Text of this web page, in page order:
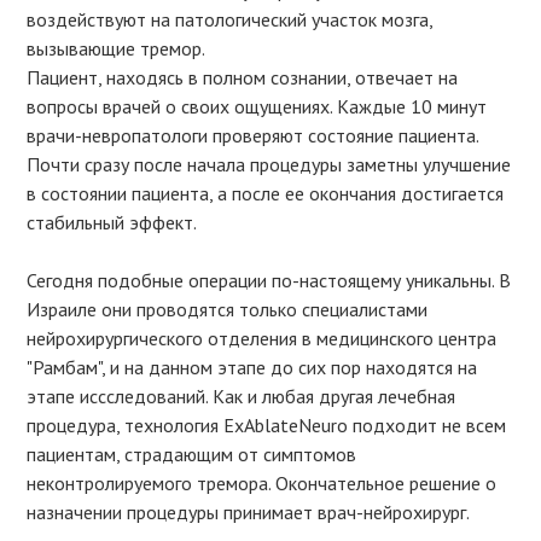
воздействуют на патологический участок мозга,
вызывающие тремор.
Пациент, находясь в полном сознании, отвечает на
вопросы врачей о своих ощущениях. Каждые 10 минут
врачи-невропатологи проверяют состояние пациента.
Почти сразу после начала процедуры заметны улучшение
в состоянии пациента, а после ее окончания достигается
стабильный эффект.
Сегодня подобные операции по-настоящему уникальны. В
Израиле они проводятся только специалистами
нейрохирургического отделения в медицинского центра
"Рамбам", и на данном этапе до сих пор находятся на
этапе иссследований. Как и любая другая лечебная
процедура, технология ExAblateNeuro подходит не всем
пациентам, страдающим от симптомов
неконтролируемого тремора. Окончательное решение о
назначении процедуры принимает врач-нейрохирург.